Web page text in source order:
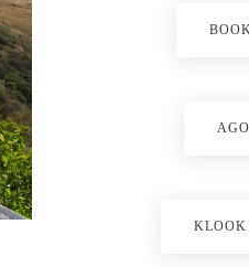
KLOOK